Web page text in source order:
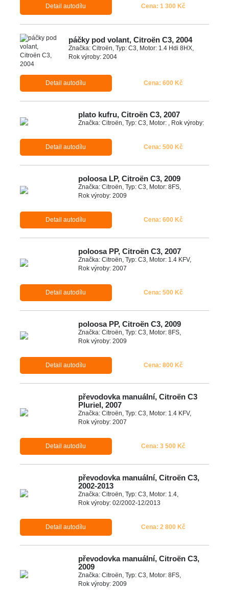
Detail autodílu Cena: 1 300 Kč
páčky pod volant, Citroën C3, 2004
Značka: Citroën, Typ: C3, Motor: 1.4 Hdi 8HX,
Rok výroby: 2004
Detail autodílu Cena: 600 Kč
plato kufru, Citroën C3, 2007
Značka: Citroën, Typ: C3, Motor: , Rok výroby:
Detail autodílu Cena: 500 Kč
poloosa LP, Citroën C3, 2009
Značka: Citroën, Typ: C3, Motor: 8FS,
Rok výroby: 2009
Detail autodílu Cena: 600 Kč
poloosa PP, Citroën C3, 2007
Značka: Citroën, Typ: C3, Motor: 1.4 KFV,
Rok výroby: 2007
Detail autodílu Cena: 500 Kč
poloosa PP, Citroën C3, 2009
Značka: Citroën, Typ: C3, Motor: 8FS,
Rok výroby: 2009
Detail autodílu Cena: 800 Kč
převodovka manuální, Citroën C3
Pluriel, 2007
Značka: Citroën, Typ: C3, Motor: 1.4 KFV,
Rok výroby: 2007
Detail autodílu Cena: 3 500 Kč
převodovka manuální, Citroën C3,
2002-2013
Značka: Citroën, Typ: C3, Motor: 1.4,
Rok výroby: 02/2002-12/2013
Detail autodílu Cena: 2 800 Kč
převodovka manuální, Citroën C3,
2009
Značka: Citroën, Typ: C3, Motor: 8FS,
Rok výroby: 2009